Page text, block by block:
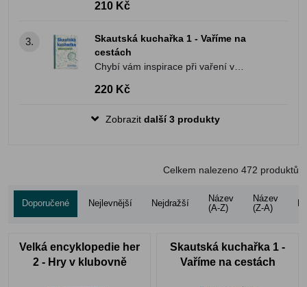
nejen skautské historie!
210 Kč
3.
Skautská kuchařka 1 - Vaříme na
cestách
Chybí vám inspirace při vaření v
přírodě? Nebaví vás jíst pořád to samé
220 Kč
Zobrazit další 3 produkty
Celkem nalezeno 472 produktů
Doporučené Nejlevnější Nejdražší
Název
(A-Z)
Název
(Z-A)
Velká encyklopedie her
2 - Hry v klubovně
Skautská kuchařka 1 -
Vaříme na cestách